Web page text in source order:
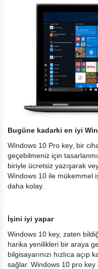
Bugüne kadarki en iyi
Windows 10 Pro key, bir
geçebilmeniz için
biriyle ücretsiz yazışarak
Windows 10 ile mükemmel
daha kolay.
İşini iyi yapar
Windows 10 key, zaten
harika yenilikleri bir araya
bilgisayarınızı hızlıca
sağlar. Windows 10 pro key